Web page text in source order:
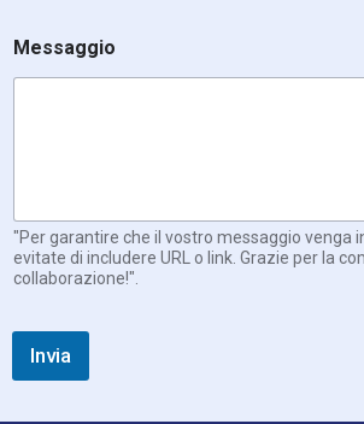
Messaggio
"Per garantire che il vostro messaggio venga
evitate di includere URL o link. Grazie per la
collaborazione!".
Invia